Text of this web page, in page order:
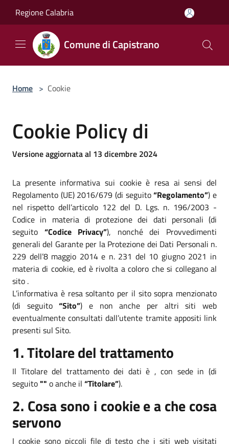
Regione Calabria
Comune di Capistrano
Home > Cookie
Cookie Policy di
Versione aggiornata al 13 dicembre 2024
La presente informativa sui cookie è resa ai sensi del
Regolamento (UE) 2016/679 (di seguito“Regolamento”) e
nel rispetto dell’articolo 122 del D. Lgs. n. 196/2003 -
Codice in materia di protezione dei dati personali (di
seguito “Codice Privacy”), nonché dei Provvedimenti
generali del Garante per la Protezione dei Dati Personali n.
229 dell’8 maggio 2014 e n. 231 del 10 giugno 2021 in
materia di cookie, ed è rivolta a coloro che si collegano al
sito .
L’informativa è resa soltanto per il sito sopra menzionato
(di seguito“Sito”) e non anche per altri siti web
eventualmente consultati dall’utente tramite appositi link
presenti sul Sito.
1. Titolare del trattamento
Il Titolare del trattamento dei dati è , con sede in (di
seguito"" o anche il “Titolare”).
2. Cosa sono i cookie e a che cosa
servono
I cookie sono piccoli file di testo che i siti web visitati